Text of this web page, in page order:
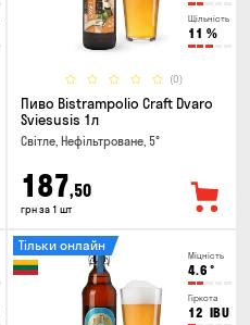
Щільність
11 %
(0)
Пиво Bistrampolio Craft Dvaro
Sviesusis 1л
Світле, Нефільтроване, 5°
187,50
грн за 1 шт
Міцність
4.6 °
Гіркота
12 IBU
Тільки онлайн